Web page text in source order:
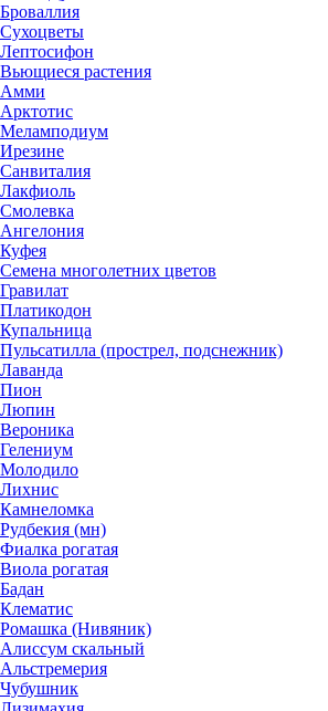
Броваллия
Сухоцветы
Лептосифон
Вьющиеся растения
Амми
Арктотис
Меламподиум
Ирезине
Санвиталия
Лакфиоль
Смолевка
Ангелония
Куфея
Семена многолетних цветов
Гравилат
Платикодон
Купальница
Пульсатилла (прострел, подснежник)
Лаванда
Пион
Люпин
Вероника
Гелениум
Молодило
Лихнис
Камнеломка
Рудбекия (мн)
Фиалка рогатая
Виола рогатая
Бадан
Клематис
Ромашка (Нивяник)
Алиссум скальный
Альстремерия
Чубушник